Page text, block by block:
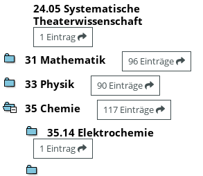
24.05 Systematische
Theaterwissenschaft
1 Eintrag
31 Mathematik 96 Einträge
33 Physik 90 Einträge
35 Chemie 117 Einträge
35.14 Elektrochemie
1 Eintrag